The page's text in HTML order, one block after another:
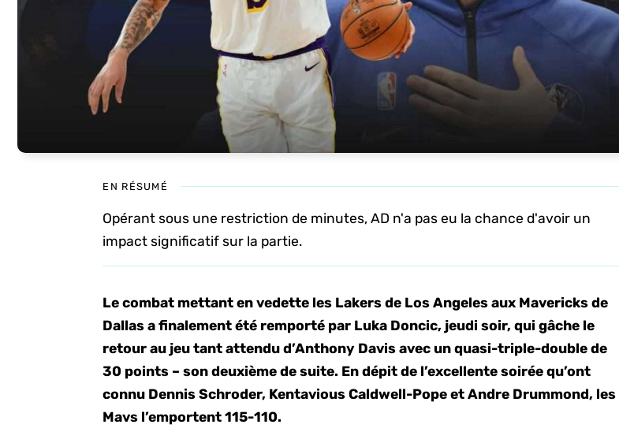
EN RÉSUMÉ
Opérant sous une restriction de minutes, AD n'a pas eu la chance d'avoir un
impact significatif sur la partie.
Le combat mettant en vedette les Lakers de Los Angeles aux Mavericks de
Dallas a finalement été remporté par Luka Doncic, jeudi soir, qui gâche le
retour au jeu tant attendu d’Anthony Davis avec un quasi-triple-double de
30 points – son deuxième de suite. En dépit de l’excellente soirée qu’ont
connu Dennis Schroder, Kentavious Caldwell-Pope et Andre Drummond, les
Mavs l’emportent 115-110.